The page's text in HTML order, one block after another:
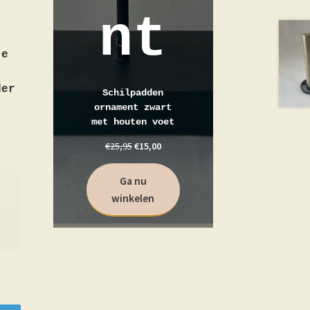
nt
Schilpadden
ornament zwart
met houten voet
€25,95€15,00
Ga nu
winkelen